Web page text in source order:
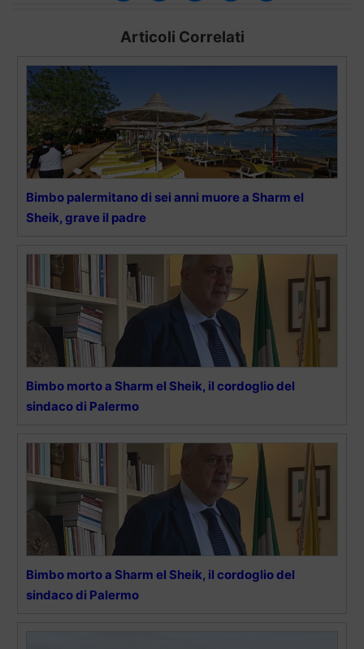
Articoli Correlati
Bimbo palermitano di sei anni muore a Sharm el
Sheik, grave il padre
Bimbo morto a Sharm el Sheik, il cordoglio del
sindaco di Palermo
Bimbo morto a Sharm el Sheik, il cordoglio del
sindaco di Palermo